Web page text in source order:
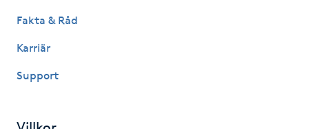
Hyaluronsyra
Fakta & Råd
Karriär
Support